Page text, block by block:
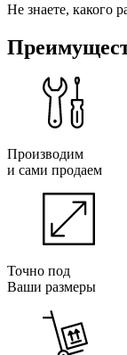
Не знаете, какого
Производим
и сами продаем
Точно под
Ваши размеры